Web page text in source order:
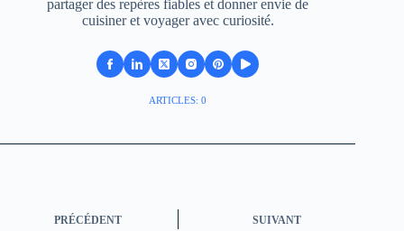
partager des repères fiables et donner envie de
cuisiner et voyager avec curiosité.
ARTICLES: 0
PRÉCÉDENT SUIVANT